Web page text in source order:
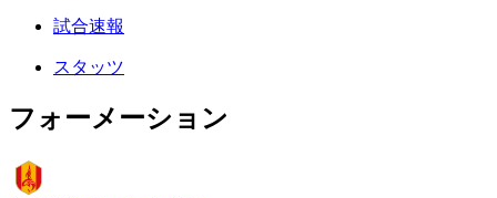
試合速報
スタッツ
フォーメーション